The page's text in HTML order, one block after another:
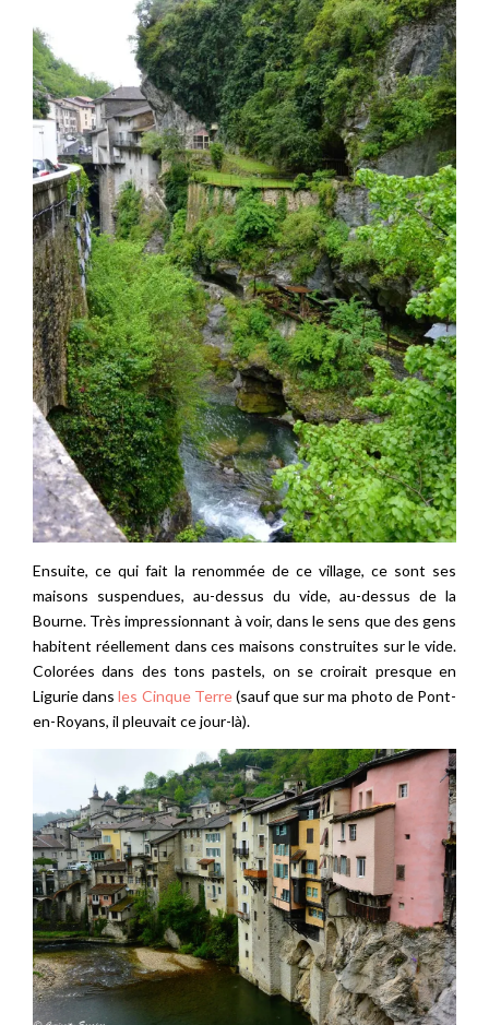
Ensuite, ce qui fait la renommée de ce village, ce sont ses
maisons suspendues, au-dessus du vide, au-dessus de la
Bourne. Très impressionnant à voir, dans le sens que des gens
habitent réellement dans ces maisons construites sur le vide.
Colorées dans des tons pastels, on se croirait presque en
Ligurie dansles Cinque Terre(sauf que sur ma photo de Pont-
en-Royans, il pleuvait ce jour-là).